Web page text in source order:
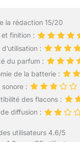
la rédaction 15/20
et finition :
:
du parfum :
de la batterie :
:
des flacons :
diffusion :
utilisateurs 4.6/5